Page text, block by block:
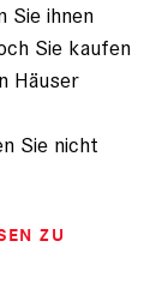
Sie ihnen
Sie kaufen
Häuser
Sie nicht
ZU